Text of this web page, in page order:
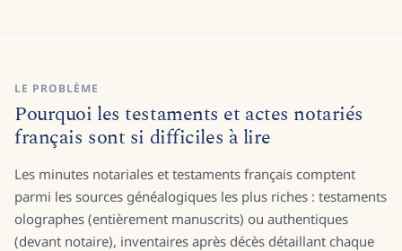
LE PROBLÈME
Pourquoi les testaments et actes notariés
français sont si difficiles à lire
Les minutes notariales et testaments français comptent
parmi les sources généalogiques les plus riches : testaments
olographes (entièrement manuscrits) ou authentiques
(devant notaire), inventaires après décès détaillant chaque